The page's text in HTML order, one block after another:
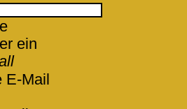
ein
E-Mail